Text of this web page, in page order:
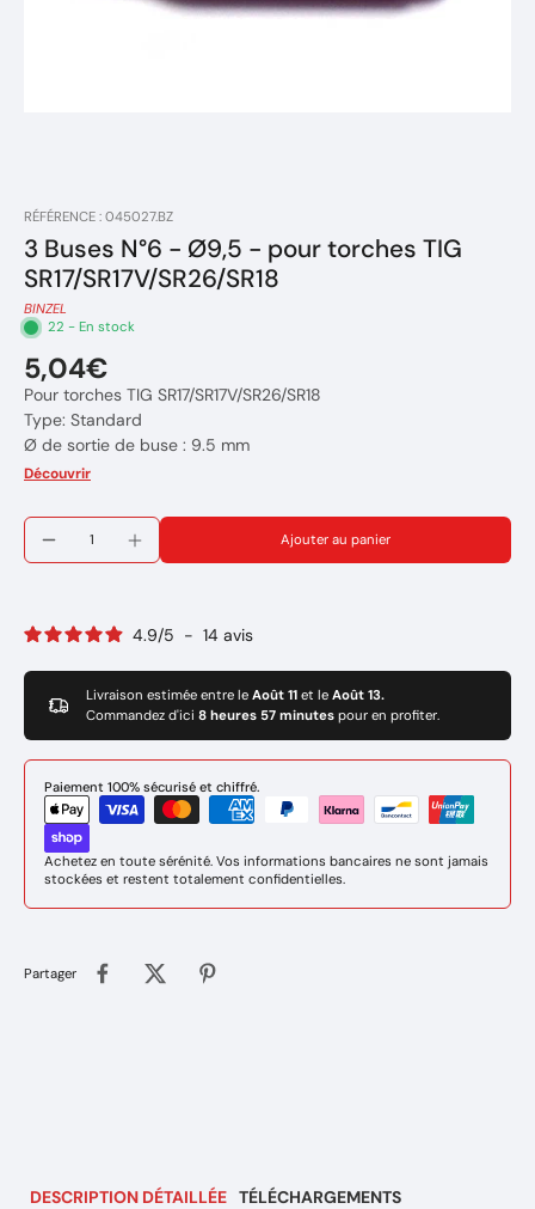
RÉFÉRENCE : 045027.BZ
3 Buses N°6 - Ø9,5 - pour torches TIG
SR17/SR17V/SR26/SR18
BINZEL
22 - En stock
5,04€
Pour torches TIG SR17/SR17V/SR26/SR18
Type: Standard
Ø de sortie de buse : 9.5 mm
Longueur totale : 47 mm
Découvrir
Ajouter au panier
4.9/5 - 14 avis
Livraison estimée entre le Août 11 et le Août 13.
Commandez d'ici 8 heures 57 minutes pour en profiter.
Paiement 100% sécurisé et chiffré.
Achetez en toute sérénité. Vos informations bancaires ne sont jamais
stockées et restent totalement confidentielles.
Partager
DESCRIPTION DÉTAILLÉE TÉLÉCHARGEMENTS